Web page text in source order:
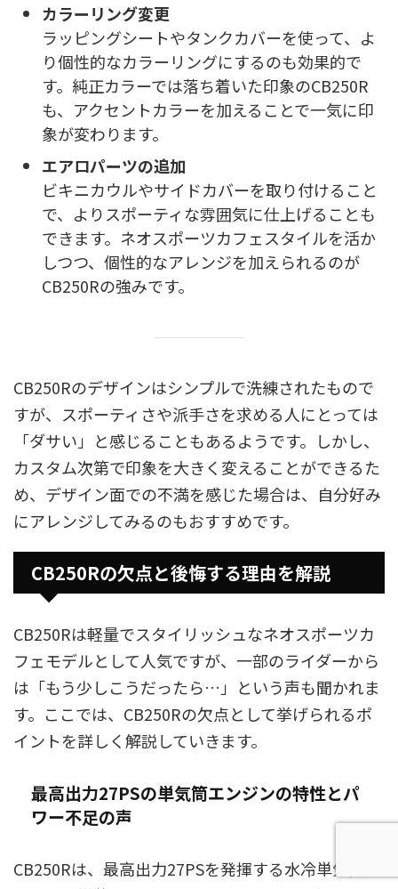
カラーリング変更
ラッピングシートやタンクカバーを使って、よ
り個性的なカラーリングにするのも効果的で
す。純正カラーでは落ち着いた印象のCB250R
も、アクセントカラーを加えることで一気に印
象が変わります。
エアロパーツの追加
ビキニカウルやサイドカバーを取り付けること
で、よりスポーティな雰囲気に仕上げることも
できます。ネオスポーツカフェスタイルを活か
しつつ、個性的なアレンジを加えられるのが
CB250Rの強みです。
CB250Rのデザインはシンプルで洗練されたもので
すが、スポーティさや派手さを求める人にとっては
「ダサい」と感じることもあるようです。しかし、
カスタム次第で印象を大きく変えることができるた
め、デザイン面での不満を感じた場合は、自分好み
にアレンジしてみるのもおすすめです。
CB250Rの欠点と後悔する理由を解説
CB250Rは軽量でスタイリッシュなネオスポーツカ
フェモデルとして人気ですが、一部のライダーから
は「もう少しこうだったら…」という声も聞かれま
す。ここでは、CB250Rの欠点として挙げられるポ
イントを詳しく解説していきます。
最高出力27PSの単気筒エンジンの特性とパ
ワー不足の声
CB250Rは、最高出力27PSを発揮する水冷単気筒エ